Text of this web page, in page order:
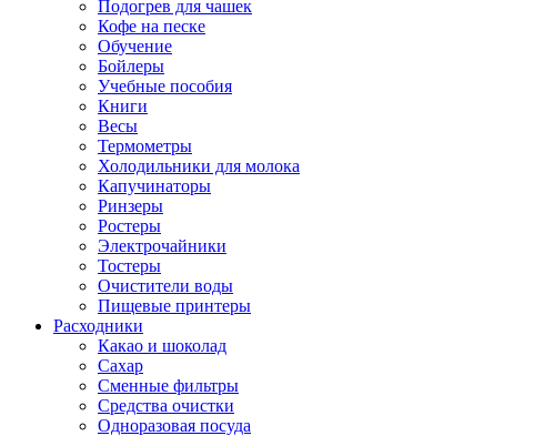
Подогрев для чашек
Кофе на песке
Обучение
Бойлеры
Учебные пособия
Книги
Весы
Термометры
Холодильники для молока
Капучинаторы
Ринзеры
Ростеры
Электрочайники
Тостеры
Очистители воды
Пищевые принтеры
Расходники
Какао и шоколад
Сахар
Сменные фильтры
Средства очистки
Одноразовая посуда